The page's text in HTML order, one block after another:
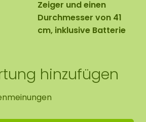
Zeiger und einen
Durchmesser von 41
cm, inklusive Batterie
hinzufügen